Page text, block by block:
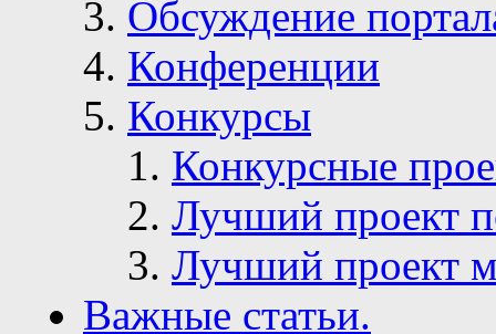
Обсуждение
Конференции
Конкурсы
Конкурсные
Лучший проект
Лучший проект
Важные статьи.